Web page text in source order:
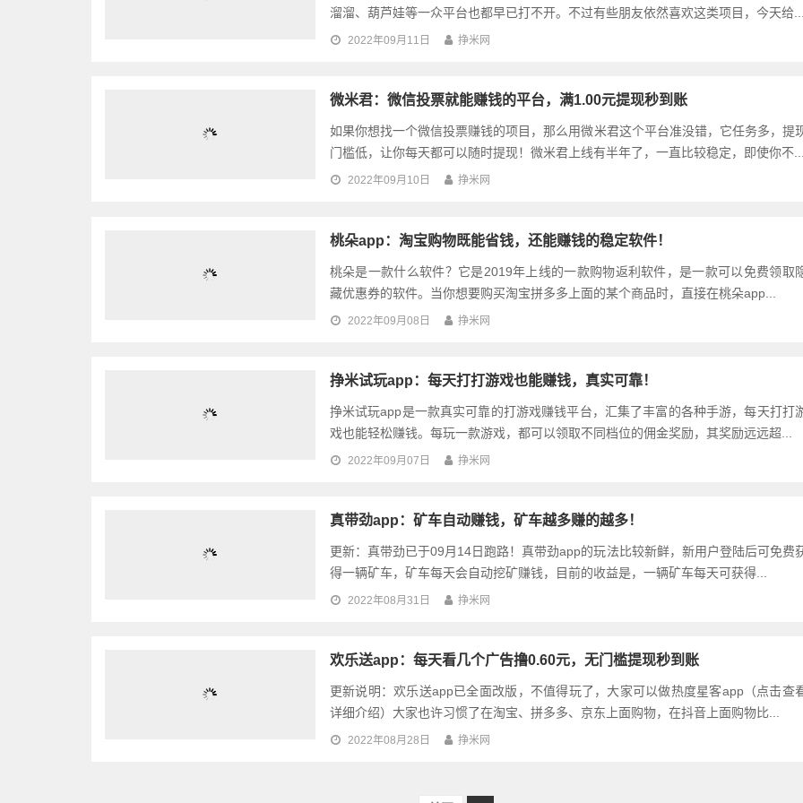
零花钱托管平台：微信挂机项目，全自动挂机解放双手！
微信托管挂机赚钱的项目，由于各种原因已经消失很长时间了，之前比较火的号外、酸
2022年09月11日 挣米网
微米君：微信投票就能赚钱的平台，满1.00元提现秒到账
如果你想找一个微信投票赚钱的项目，那么用微米君这个平台准没错，它任务多，提现
2022年09月10日 挣米网
桃朵app：淘宝购物既能省钱，还能赚钱的稳定软件！
桃朵是一款什么软件？它是2019年上线的一款购物返利软件，是一款可以免费领取隐
2022年09月08日 挣米网
挣米试玩app：每天打打游戏也能赚钱，真实可靠！
挣米试玩app是一款真实可靠的打游戏赚钱平台，汇集了丰富的各种手游，每天打打游
2022年09月07日 挣米网
真带劲app：矿车自动赚钱，矿车越多赚的越多！
更新：真带劲已于09月14日跑路！真带劲app的玩法比较新鲜，新用户登陆后可免费获
2022年08月31日 挣米网
欢乐送app：每天看几个广告撸0.60元，无门槛提现秒到账
更新说明：欢乐送app已全面改版，不值得玩了，大家可以做热度星客app（点击查看